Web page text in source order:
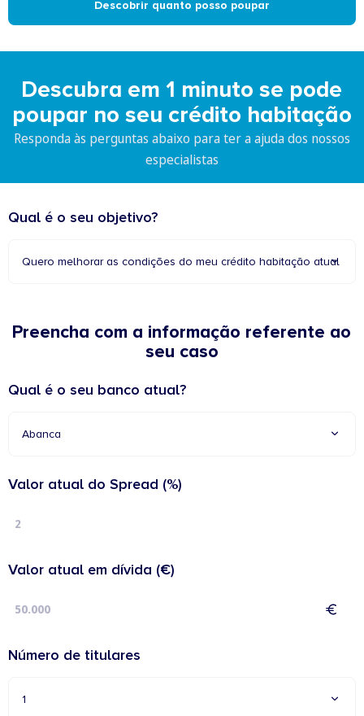
Descobrir quanto posso poupar
Descubra em 1 minuto se pode
poupar no seu crédito habitação
Responda às perguntas abaixo para ter a ajuda dos nossos
especialistas
Qual é o seu objetivo?
Quero melhorar as condições do meu crédito habitação atual
Preencha com a informação referente ao
seu caso
Qual é o seu banco atual?
Abanca
Valor atual do Spread (%)
Valor atual em dívida (€)
Número de titulares
1